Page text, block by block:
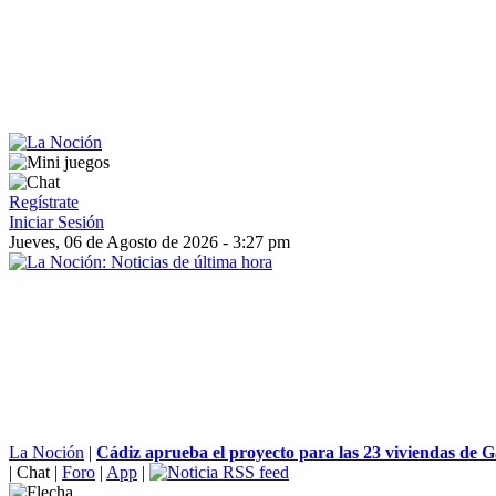
Regístrate
Iniciar Sesión
Jueves, 06 de Agosto de 2026 - 3:27 pm
La Noción | Cádiz aprueba el proyecto para las 23 viviendas de
| Chat | Foro | App |